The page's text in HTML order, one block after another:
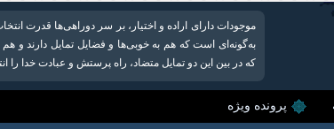
موجودات دارای اراده و اختیار، بر سر دو‌راهی‌ها قدرت
به‌گونه‌ای است که هم به خوبی‌ها و فضایل تمایل دارند و
كه در بین این دو تمایل متضاد، راه پرستش و عبادت خدا را
پرونده ویژه